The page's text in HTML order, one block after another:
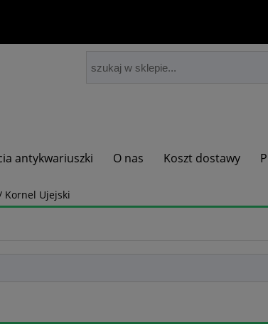
antykwariuszki O nas Koszt dostawy
Kornel Ujejski